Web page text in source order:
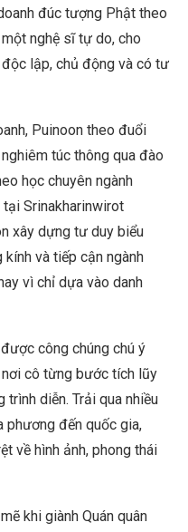
đúc tượng Phật theo
nghệ sĩ tự do, cho
lập, chủ động và có tư
Puinoon theo đuổi
túc thông qua đào
học chuyên ngành
Srinakharinwirot
xây dựng tư duy biểu
và tiếp cận ngành
vì chỉ dựa vào danh
công chúng chú ý
cô từng bước tích lũy
trình diễn. Trải qua nhiều
phương đến quốc gia,
về hình ảnh, phong thái
khi giành Quán quân